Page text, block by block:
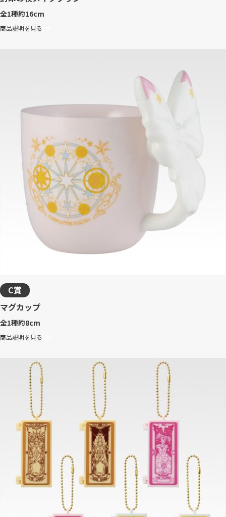
全1種約16cm
商品説明を見る
C賞
マグカップ
全1種約8cm
商品説明を見る